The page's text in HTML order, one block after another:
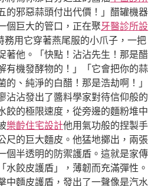
的邪惡蒜頭付出代價！」醋罐機器
個巨大的管口，正在聚牙醫診所設
用它穿著燕尾服的小爪子，一把
著他。「快點！沾沾先生！那是醋
有機發酵物的！」「它會把你的蒜
的、純淨的白醋！那是浩劫啊！」
沾沾發出了醬料學家對待信仰般的
餃的極限速度，從旁邊的麵粉堆中
樂齡住宅設計他用氣功般的捏製手
尺的巨大麵皮。他猛地擲出，兩張
個半透明的防禦護盾。這就是家傳
水餃皮護盾」，薄韌而充滿彈性。
中麵皮護盾，發出了一聲像是汽水